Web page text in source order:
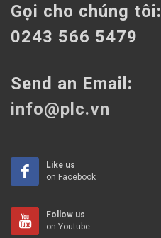
Gọi cho chúng tôi:
0243 566 5479
Send an Email:
info@plc.vn
Like us
on Facebook
Follow us
on Youtube